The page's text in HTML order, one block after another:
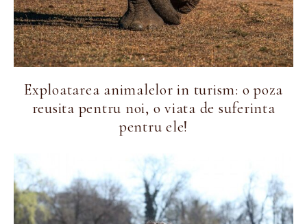
Exploatarea animalelor in turism: o poza
reusita pentru noi, o viata de suferinta
pentru ele!